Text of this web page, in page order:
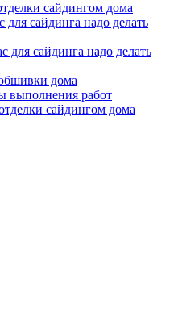
сайдингом дома
для сайдинга надо делать
для сайдинга надо делать
дома
выполнения работ
сайдингом дома